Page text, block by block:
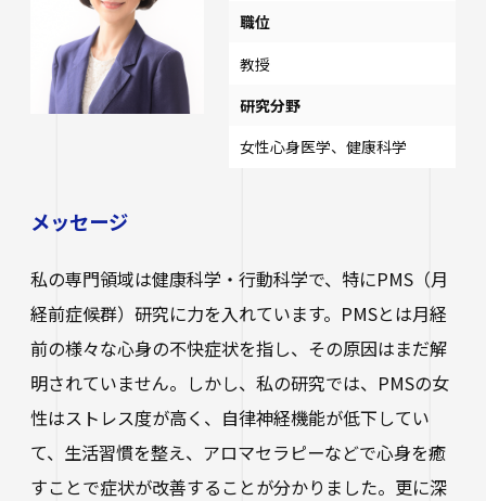
メッセージ
私の専門領域は健康科学・行動科学で、特にPMS（月
経前症候群）研究に力を入れています。PMSとは月経
前の様々な心身の不快症状を指し、その原因はまだ解
明されていません。しかし、私の研究では、PMSの女
性はストレス度が高く、自律神経機能が低下してい
て、生活習慣を整え、アロマセラピーなどで心身を癒
すことで症状が改善することが分かりました。更に深
職位
教授
研究分野
女性心身医学、健康科学